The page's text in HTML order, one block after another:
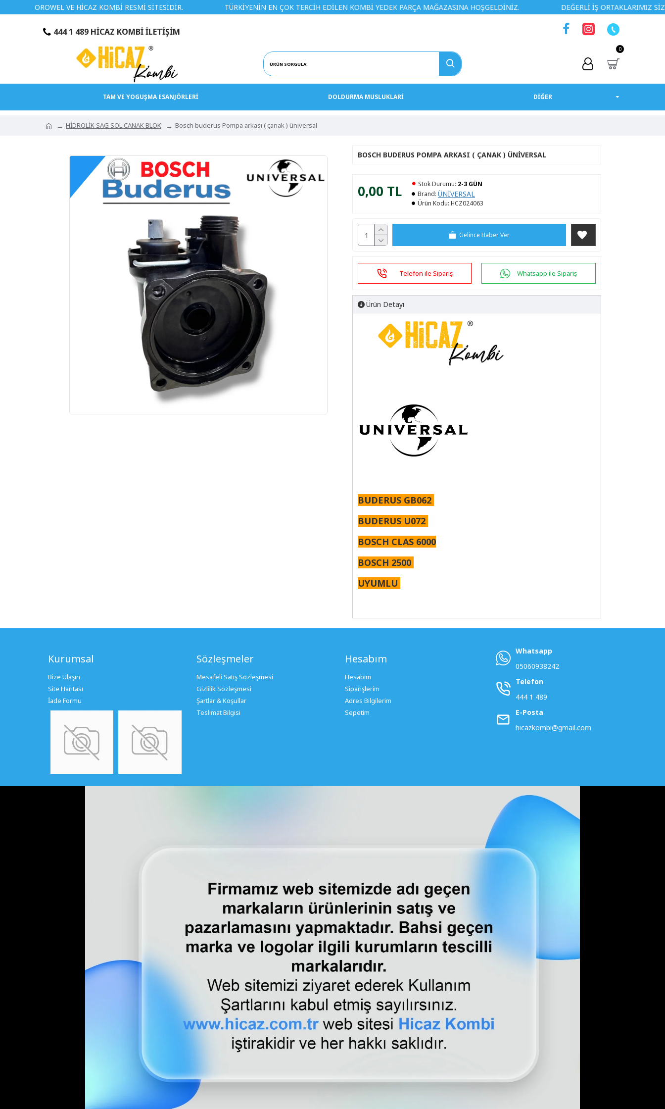
VE HİCAZ KOMBİ RESMİ SİTESİDİR. TÜRKİYENİN EN ÇOK TERCİH EDİLEN KOMBİ YEDEK PARÇA MAĞAZASINA HOŞGELDİNİZ. DEĞERLİ İŞ ORTAKLARIMIZ SİZLERE
444 1 489 HİCAZ KOMBİ İLETİŞİM
0
TAM VE YOGUŞMA ESANJÖRLERİ DOLDURMA MUSLUKLARİ DİĞER
HİDROLİK SAG SOL CANAK BLOK Bosch buderus Pompa arkası ( çanak ) üniversal
BOSCH BUDERUS POMPA ARKASI ( ÇANAK ) ÜNIVERSAL
0,00 TL Stok Durumu: 2-3 GÜN
Brand: ÜNİVERSAL
Ürün Kodu: HCZ024063
Gelince Haber Ver
Telefon ile Sipariş Whatsapp ile Sipariş
Ürün Detayı
BUDERUS GB062
BUDERUS U072
BOSCH CLAS 6000
BOSCH 2500
UYUMLU
Kurumsal
Bize Ulaşın
Site Haritası
İade Formu
Sözleşmeler
Mesafeli Satış Sözleşmesi
Gizlilik Sözleşmesi
Şartlar & Koşullar
Teslimat Bilgisi
Hesabım
Hesabım
Siparişlerim
Adres Bilgilerim
Sepetim
Whatsapp
05060938242
Telefon
444 1 489
E-Posta
hicazkombi@gmail.com